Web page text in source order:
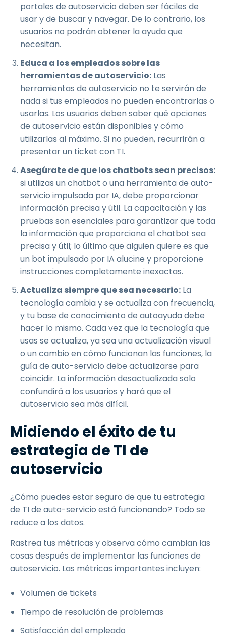
portales de autoservicio deben ser fáciles de
usar y de buscar y navegar. De lo contrario, los
usuarios no podrán obtener la ayuda que
necesitan.
Educa a los empleados sobre las
herramientas de autoservicio: Las
herramientas de autoservicio no te servirán de
nada si tus empleados no pueden encontrarlas o
usarlas. Los usuarios deben saber qué opciones
de autoservicio están disponibles y cómo
utilizarlas al máximo. Si no pueden, recurrirán a
presentar un ticket con TI.
Asegúrate de que los chatbots sean precisos:
si utilizas un chatbot o una herramienta de auto-
servicio impulsada por IA, debe proporcionar
información precisa y útil. La capacitación y las
pruebas son esenciales para garantizar que toda
la información que proporciona el chatbot sea
precisa y útil; lo último que alguien quiere es que
un bot impulsado por IA alucine y proporcione
instrucciones completamente inexactas.
Actualiza siempre que sea necesario: La
tecnología cambia y se actualiza con frecuencia,
y tu base de conocimiento de autoayuda debe
hacer lo mismo. Cada vez que la tecnología que
usas se actualiza, ya sea una actualización visual
o un cambio en cómo funcionan las funciones, la
guía de auto-servicio debe actualizarse para
coincidir. La información desactualizada solo
confundirá a los usuarios y hará que el
autoservicio sea más difícil.
Midiendo el éxito de tu
estrategia de TI de
autoservicio
¿Cómo puedes estar seguro de que tu estrategia
de TI de auto-servicio está funcionando? Todo se
reduce a los datos.
Rastrea tus métricas y observa cómo cambian las
cosas después de implementar las funciones de
autoservicio. Las métricas importantes incluyen:
Volumen de tickets
Tiempo de resolución de problemas
Satisfacción del empleado